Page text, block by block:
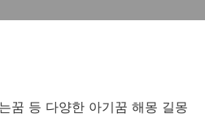
꿈 등 다양한 아기꿈 해몽 길몽